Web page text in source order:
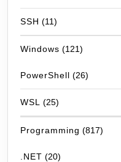
SSH (11)
Windows (121)
PowerShell (26)
WSL (25)
Programming (817)
.NET (20)